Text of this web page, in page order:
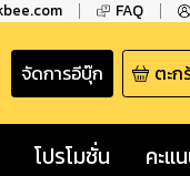
FAQ
จัดการอีบุ๊ก ตะก
โปรโมชั่น คะแ